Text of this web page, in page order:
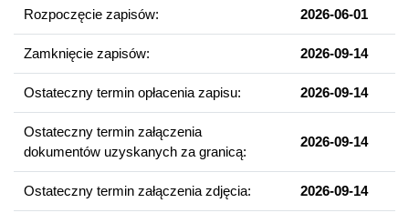
Planowanie integrujących zagadnień społeczno-
gospodarczych i przestrzennych.
Rozpoznanie wyzwań związanych z poprawą jakości i
warunków życia ludzi.
Znajomość problematyki lokalizacji różnych inwestycji (dróg,
szpitali, szkół, przestrzeni publicznych etc.).
Know-how dotyczące pozyskiwania środków z programów i
Rozpoczęcie zapisów: 2026-06-01
Zamknięcie zapisów: 2026-09-14
Ostateczny termin opłacenia zapisu: 2026-09-14
Ostateczny termin załączenia
dokumentów uzyskanych za granicą:
2026-09-14
Ostateczny termin załączenia zdjęcia: 2026-09-14